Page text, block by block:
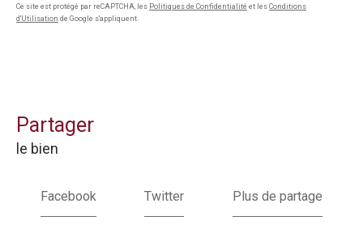
Ce site est protégé par reCAPTCHA, les Politiques de Confidentialité et les Conditions
d'Utilisation de Google s'appliquent.
partager
le bien
Facebook Twitter Plus de partage